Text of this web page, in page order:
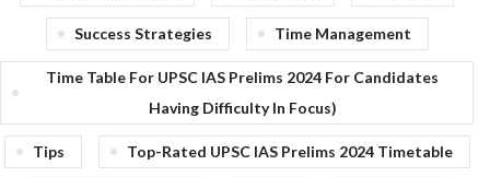
Success Strategies Time Management
Time Table For UPSC IAS Prelims 2024 For Candidates
Having Difficulty In Focus)
Tips Top-Rated UPSC IAS Prelims 2024 Timetable